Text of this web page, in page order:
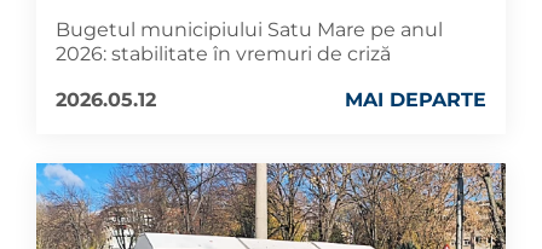
Bugetul municipiului Satu Mare pe anul
2026: stabilitate în vremuri de criză
2026.05.12
MAI DEPARTE